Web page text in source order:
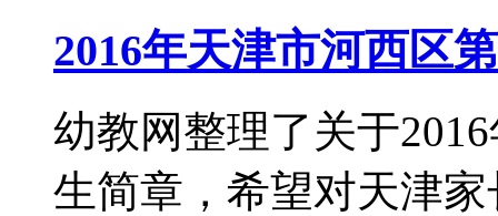
2016年天津市河西区
幼教网整理了关于
生简章，希望对天津